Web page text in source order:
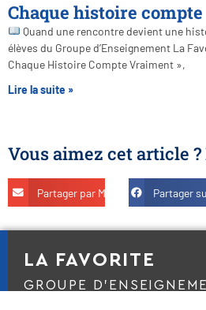
Chaque histoire compte
Quand une rencontre devient une
élèves du Groupe d’Enseignement La
Chaque Histoire Compte Vraiment »,
Lire la suite »
Vous aimez cet article
Partager par Mail Partager
LA FAVORITE
GROUPE